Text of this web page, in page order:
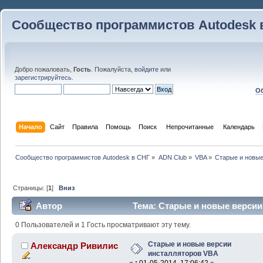
Сообщество программистов Autodesk
Добро пожаловать, Гость . Пожалуйста, войдите или
зарегистрируйтесь
Начало Сайт Правила Помощь Поиск Непрочитанные Календарь
Сообщество программистов Autodesk в СНГ » ADN Club» VBA» Старые и
Страницы: [1]Вниз
Автор
Тема: Старые и новые
62625 раз)
0 Пользователей и 1 Гость просматривают эту тему.
Александр Ривилис
Старые и новые версии
инсталляторов VBA